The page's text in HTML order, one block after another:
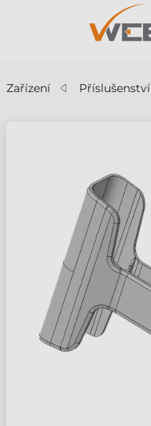
Zařízení Příslušenství